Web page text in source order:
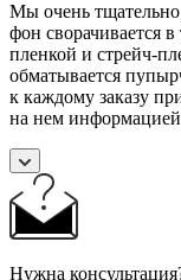
Мы очень
фон сворачивается
пленкой и стрейч-
обматывается
к каждому заказу
на нем информацией
Нужна